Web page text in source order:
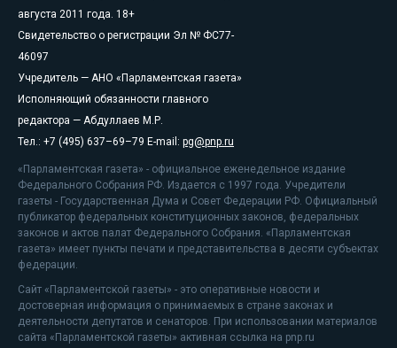
августа 2011 года. 18+
Свидетельство о регистрации Эл № ФС77-
46097
Учредитель — АНО «Парламентская газета»
Исполняющий обязанности главного
редактора — Абдуллаев М.Р.
Тел.: +7 (495) 637–69–79 E-mail: pg@pnp.ru
«Парламентская газета» - официальное еженедельное издание
Федерального Собрания РФ. Издается с 1997 года. Учредители
газеты - Государственная Дума и Совет Федерации РФ. Официальный
публикатор федеральных конституционных законов, федеральных
законов и актов палат Федерального Собрания. «Парламентская
газета» имеет пункты печати и представительства в десяти субъектах
федерации.
Сайт «Парламентской газеты» - это оперативные новости и
достоверная информация о принимаемых в стране законах и
деятельности депутатов и сенаторов. При использовании материалов
сайта «Парламентской газеты» активная ссылка на pnp.ru